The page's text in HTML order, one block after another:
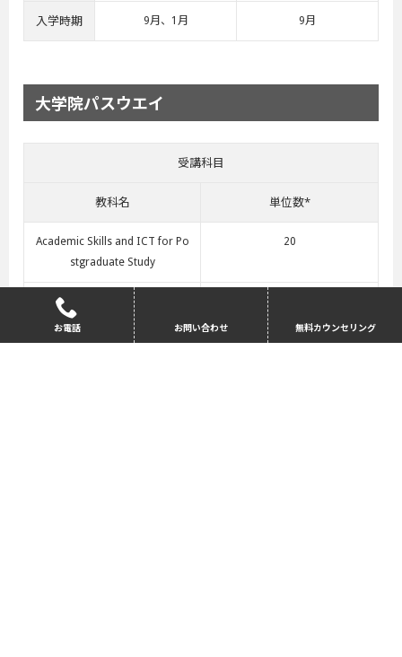
入学時期 9月、1月 9月
大学院パスウエイ
受講科目
教科名 単位数*
Academic Skills and ICT for Po
stgraduate Study
20
Empirical Enquiry and Critical T
お電話 お問い合わせ 無料カウンセリング